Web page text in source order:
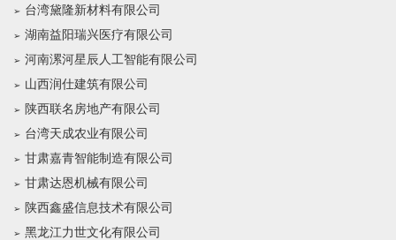
台湾黛隆新材料有限公司
湖南益阳瑞兴医疗有限公司
河南漯河星辰人工智能有限公司
山西润仕建筑有限公司
陕西联名房地产有限公司
台湾天成农业有限公司
甘肃嘉青智能制造有限公司
甘肃达恩机械有限公司
陕西鑫盛信息技术有限公司
黑龙江力世文化有限公司